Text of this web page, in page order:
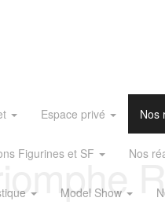
Espace privé Nos
Figurines et SF Nos
Model Show